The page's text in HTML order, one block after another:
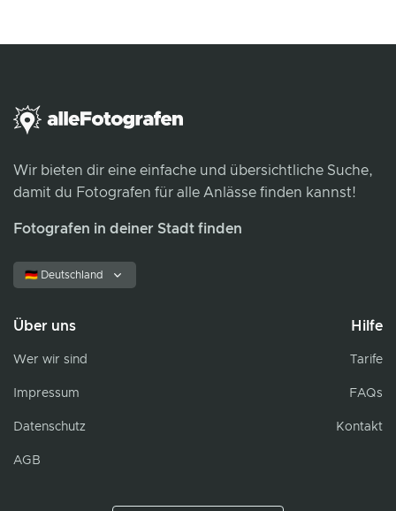
Wir bieten dir eine einfache und übersichtliche Suche,
damit du Fotografen für alle Anlässe finden kannst!
Fotografen in deiner Stadt finden
🇩🇪 Deutschland
Über uns
Wer wir sind
Impressum
Datenschutz
AGB
Hilfe
Tarife
FAQs
Kontakt